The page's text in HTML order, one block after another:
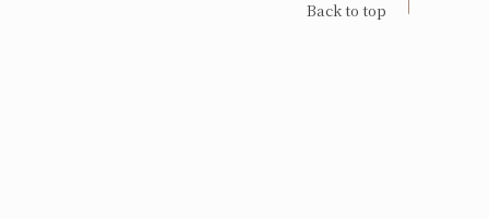
Back to top